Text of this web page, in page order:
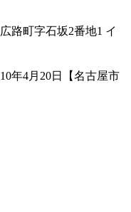
路町字石坂2番地1 イ
年4月20日【名古屋市